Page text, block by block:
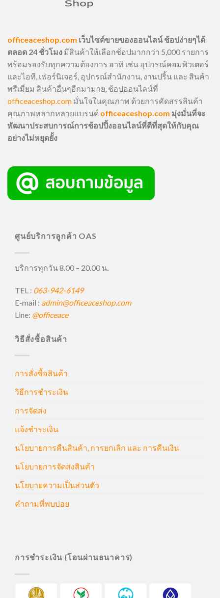
officeaceshop.com เว็บไซต์ขายของออนไลน์ ช้อปง่ายๆได้
ตลอด 24 ชั่วโมง มีสินค้าให้เลือกช้อปมากกว่า 5,000 รายการ
พร้อมรองรับทุกความต้องการ อาทิ เช่น อุปกรณ์คอมพิวเตอร์
และไอที, เฟอร์นิเจอร์, อุปกรณ์สำนักงาน, งานปริ้น และ สินค้า
พรีเมี่ยม สินค้าอื่นๆอีกมามาย, ช้อปออนไลน์ที่
officeaceshop.com มั่นใจในคุณภาพ ด้วยการคัดสรรสินค้า
คุณภาพหลากหลายแบรนด์ officeaceshop.com มุ่งมั่นที่จะ
พัฒนาประสบการณ์การช้อปปิ้งออนไลน์ที่ดีที่สุดให้กับคุณ
อย่างไม่หยุดยั้ง
ศูนย์บริการลูกค้า OAS
บริการทุกวัน 8.00 – 20.00 น.
TEL : 063-942-6149
E-mail : admin@officeaceshop.com
Line: @officeace
วิธีสั่งซื้อสินค้า
การสั่งซื้อสินค้า
วิธีการชำระเงิน
การจัดส่ง
แจ้งชำระเงิน
นโยบายการคืนสินค้า, การยกเลิก และ การคืนเงิน
นโยบายการจัดส่งสินค้า
นโยบายความเป็นส่วนตัว
คำถามที่พบบ่อย
การชำระเงิน (โอนผ่านธนาคาร)